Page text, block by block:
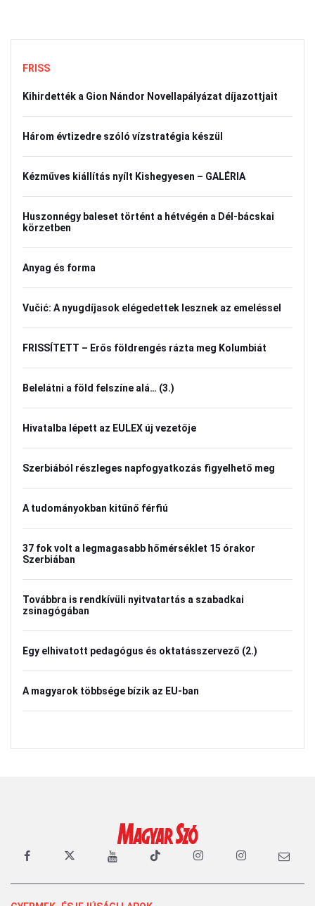
FRISS
Kihirdették a Gion Nándor Novellapályázat díjazottjait
Három évtizedre szóló vízstratégia készül
Kézműves kiállítás nyílt Kishegyesen – GALÉRIA
Huszonnégy baleset történt a hétvégén a Dél-bácskai
körzetben
Anyag és forma
Vučić: A nyugdíjasok elégedettek lesznek az emeléssel
FRISSÍTETT – Erős földrengés rázta meg Kolumbiát
Belelátni a föld felszíne alá… (3.)
Hivatalba lépett az EULEX új vezetője
Szerbiából részleges napfogyatkozás figyelhető meg
A tudományokban kitűnő férfiú
37 fok volt a legmagasabb hőmérséklet 15 órakor
Szerbiában
Továbbra is rendkívüli nyitvatartás a szabadkai
zsinagógában
Egy elhivatott pedagógus és oktatásszervező (2.)
A magyarok többsége bízik az EU-ban